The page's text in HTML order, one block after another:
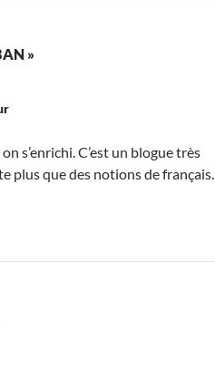
»
s’enrichi. C’est un blogue très
plus que des notions de français.